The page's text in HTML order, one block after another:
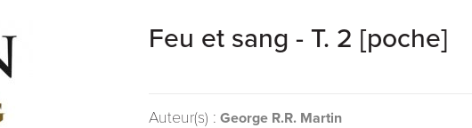
Feu et sang - T. 2 [poche]
Auteur(s) : George R.R. Martin